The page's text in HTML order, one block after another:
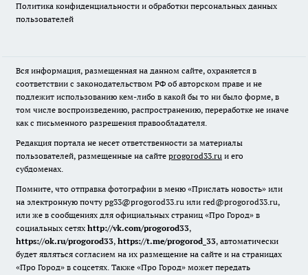
Политика конфиденциальности и обработки персональных данных
пользователей
Вся информация, размещенная на данном сайте, охраняется в
соответствии с законодательством РФ об авторском праве и не
подлежит использованию кем-либо в какой бы то ни было форме, в
том числе воспроизведению, распространению, переработке не иначе
как с письменного разрешения правообладателя.
Редакция портала не несет ответственности за материалы
пользователей, размещенные на сайте progorod33.ru и его
субдоменах.
Помните, что отправка фотографии в меню «Прислать новость» или
на электронную почту pg33@progorod33.ru или red@progorod33.ru,
или же в сообщениях для официальных страниц «Про Город» в
социальных сетях http://vk.com/progorod33,
https://ok.ru/progorod33, https://t.me/progorod_33, автоматически
будет являться согласием на их размещение на сайте и на страницах
«Про Город» в соцсетях. Также «Про Город» может передать